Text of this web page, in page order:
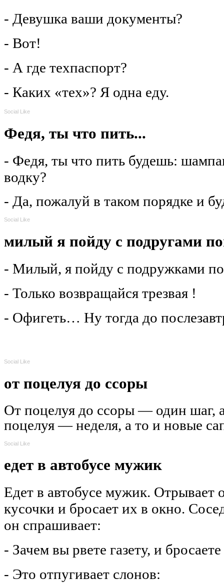
- Девушка ваши документы?
- Вот!
- А где техпаспорт?
- Каких «тех»? Я одна еду.
Social Like
Федя, ты что пить...
- Федя, ты что пить будешь:
водку?
- Да, пожалуй в таком порядке и
Social Like
милый я пойду с подругами
- Милый, я пойду с подружками
- Только возвращайся трезвая !
- Офигеть… Ну тогда до
Social Like
от поцелуя до ссоры
От поцелуя до ссоры — один шаг,
поцелуя — неделя, а то и новые
Social Like
едет в автобусе мужик
Едет в автобусе мужик. Отрывает
кусочки и бросает их в окно.
он спрашивает:
- Зачем вы рвете газету, и
- Это отпугивает слонов: